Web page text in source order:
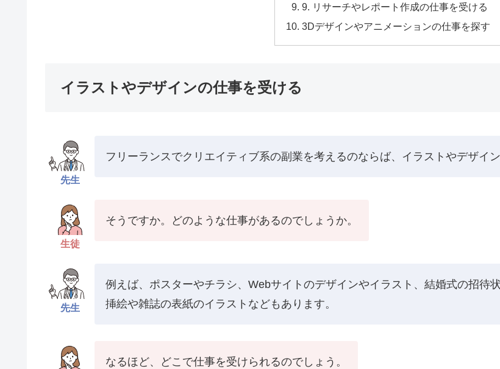
9. リサーチやレポート作成の仕事を受ける
3Dデザインやアニメーションの仕事を探す
イラストやデザインの仕事を受ける
先生
フリーランスでクリエイティブ系の副業を考えるのならば、イラストやデザイ
生徒
そうですか。どのような仕事があるのでしょうか。
先生
例えば、ポスターやチラシ、Webサイトのデザインやイラスト、結婚式の招待
挿絵や雑誌の表紙のイラストなどもあります。
なるほど、どこで仕事を受けられるのでしょう。